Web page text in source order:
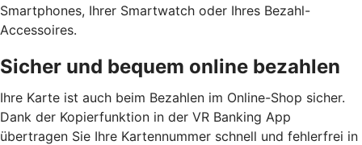
Smartphones, Ihrer Smartwatch oder Ihres Bezahl-
Accessoires.
Sicher und bequem online bezahlen
Ihre Karte ist auch beim Bezahlen im Online-Shop sicher.
Dank der Kopierfunktion in der VR Banking App
übertragen Sie Ihre Kartennummer schnell und fehlerfrei in